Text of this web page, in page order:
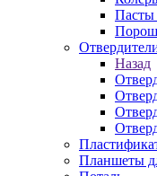
Пасты
Назад
Планшеты